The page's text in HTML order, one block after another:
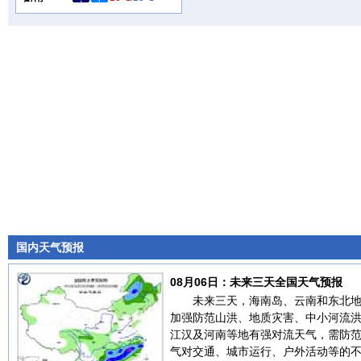
国内天气预报
08月06日：未来三天全国天气预报
未来三天，海南岛、云南和东北
加强防范山洪、地质灾害、中小河流
江汉及河南等地有强对流天气，需防
气对交通、城市运行、户外活动等的